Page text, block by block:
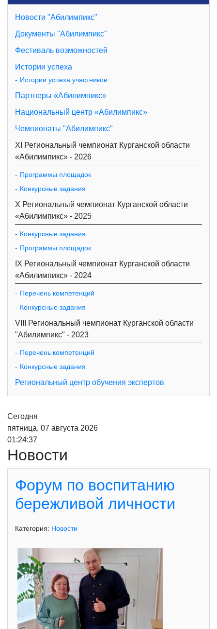
Новости "Абилимпикс"
Документы "Абилимпикс"
Фестиваль возможностей
Истории успеха
Истории успеха участников
Партнеры «Абилимпикс»
Национальный центр «Абилимпикс»
Чемпионаты "Абилимпикс"
XI Региональный чемпионат Курганской области
«Абилимпикс» - 2026
Программы площадок
Конкурсные задания
X Региональный чемпионат Курганской области
«Абилимпикс» - 2025
Конкурсные задания
Программы площадок
IX Региональный чемпионат Курганской области
«Абилимпикс» - 2024
Перечень компетенций
Конкурсные задания
VIII Региональный чемпионат Курганской области
"Абилимпикс" - 2023
Перечень компетенций
Конкурсные задания
Региональный центр обучения экспертов
Сегодня
пятница, 07 августа 2026
01:24:39
Новости
Форум по воспитанию
бережливой личности
Категория: Новости